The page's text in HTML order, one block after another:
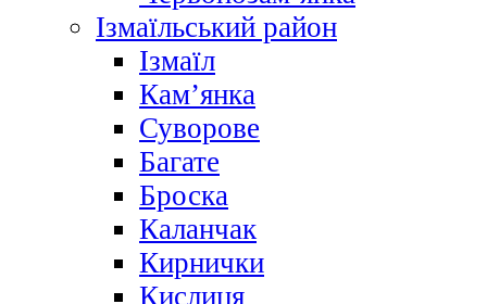
Ізмаїльський район
Ізмаїл
Кам’янка
Суворове
Багате
Броска
Каланчак
Кирнички
Кислиця